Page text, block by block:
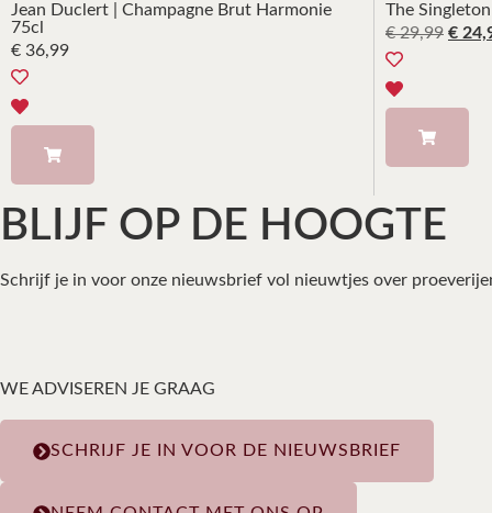
Jean Duclert | Champagne Brut Harmonie
75cl
€ 36,99
The
€29,99 €
BLIJF OP DE HOOGTE
Schrijf je in voor onze nieuwsbrief vol nieuwtjes over
WE ADVISEREN JE GRAAG
SCHRIJF JE IN VOOR DE NIEUWSBRIEF